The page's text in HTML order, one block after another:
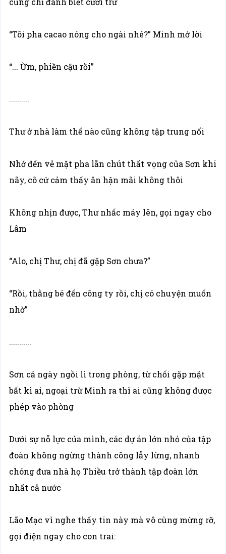
“Tôi pha cacao nóng cho ngài nhé?” Minh mở lời
“... Ừm, phiền cậu rồi”
..........
Thư ở nhà làm thế nào cũng không tập trung nổi
Nhớ đến vẻ mặt pha lẫn chút thất vọng của Sơn khi
nãy, cô cứ cảm thấy ân hận mãi không thôi
Không nhịn được, Thư nhấc máy lên, gọi ngay cho
Lâm
“Alo, chị Thư, chị đã gặp Sơn chưa?”
“Rồi, thằng bé đến công ty rồi, chị có chuyện muốn
nhờ”
...........
Sơn cả ngày ngồi lì trong phòng, từ chối gặp mặt
bất kì ai, ngoại trừ Minh ra thì ai cũng không được
phép vào phòng
Dưới sự nỗ lực của mình, các dự án lớn nhỏ của tập
đoàn không ngừng thành công lẫy lừng, nhanh
chóng đưa nhà họ Thiều trở thành tập đoàn lớn
nhất cả nước
Lão Mạc vì nghe thấy tin này mà vô cùng mừng rỡ,
gọi điện ngay cho con trai: